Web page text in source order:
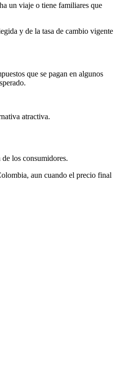
un viaje o tiene familiares que
y de la tasa de cambio vigente
que se pagan en algunos
atractiva.
los consumidores.
aun cuando el precio final